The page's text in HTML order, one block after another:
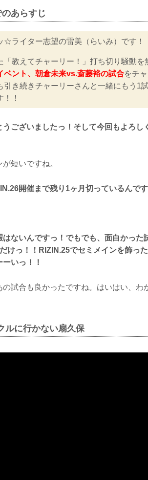
あらすじ
☆ライター志望の雷美（らいみ）です！
「教えてチャーリー！」打ち切り騒動を
ベント、朝倉未来vs.斎藤裕の試合をチ
引き続きチャーリーさんと一緒にもう1
！
ございましたっ！そして今回もよろし
短いですね。
開催まで残り1ヶ月切っているんで
ないんですっ！でもでも、面白かった
けっ！！RIZIN.25でセミメインを飾っ
いっ！！
試合も良かったですね。はいはい、わ
ルに行かない扇久保